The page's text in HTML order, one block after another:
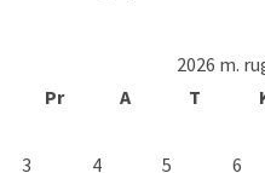
2026 m.
Pr
A T
3
4 5 6